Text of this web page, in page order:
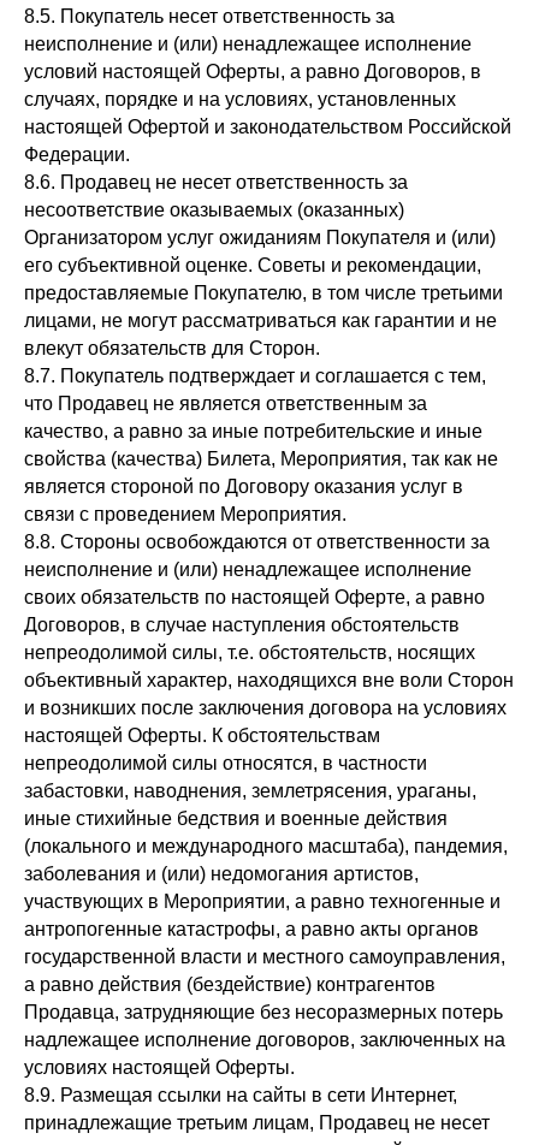
8.5. Покупатель несет ответственность за
неисполнение и (или) ненадлежащее исполнение
условий настоящей Оферты, а равно Договоров, в
случаях, порядке и на условиях, установленных
настоящей Офертой и законодательством Российской
Федерации.
8.6. Продавец не несет ответственность за
несоответствие оказываемых (оказанных)
Организатором услуг ожиданиям Покупателя и (или)
его субъективной оценке. Советы и рекомендации,
предоставляемые Покупателю, в том числе третьими
лицами, не могут рассматриваться как гарантии и не
влекут обязательств для Сторон.
8.7. Покупатель подтверждает и соглашается с тем,
что Продавец не является ответственным за
качество, а равно за иные потребительские и иные
свойства (качества) Билета, Мероприятия, так как не
является стороной по Договору оказания услуг в
связи с проведением Мероприятия.
8.8. Стороны освобождаются от ответственности за
неисполнение и (или) ненадлежащее исполнение
своих обязательств по настоящей Оферте, а равно
Договоров, в случае наступления обстоятельств
непреодолимой силы, т.е. обстоятельств, носящих
объективный характер, находящихся вне воли Сторон
и возникших после заключения договора на условиях
настоящей Оферты. К обстоятельствам
непреодолимой силы относятся, в частности
забастовки, наводнения, землетрясения, ураганы,
иные стихийные бедствия и военные действия
(локального и международного масштаба), пандемия,
заболевания и (или) недомогания артистов,
участвующих в Мероприятии, а равно техногенные и
антропогенные катастрофы, а равно акты органов
государственной власти и местного самоуправления,
а равно действия (бездействие) контрагентов
Продавца, затрудняющие без несоразмерных потерь
надлежащее исполнение договоров, заключенных на
условиях настоящей Оферты.
8.9. Размещая ссылки на сайты в сети Интернет,
принадлежащие третьим лицам, Продавец не несет